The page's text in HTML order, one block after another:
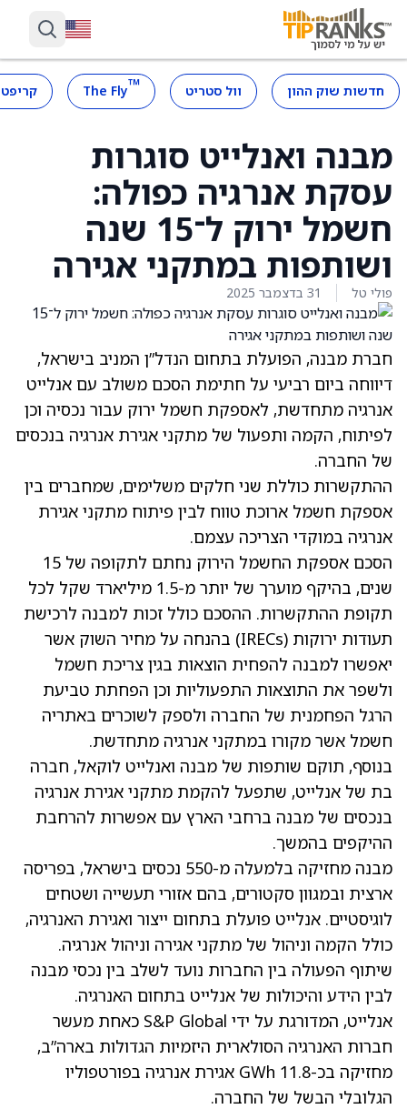
חדשות שוק ההון וול סטריט ™
The Fly
מבנה ואנלייט סוגרות
עסקת אנרגיה כפולה:
חשמל ירוק ל־15 שנה
ושותפות במתקני אגירה
פולי טל 31 בדצמבר 2025
חברת מבנה, הפועלת בתחום הנדל”ן המניב בישראל,
דיווחה ביום רביעי על חתימת הסכם משולב עם אנלייט
אנרגיה מתחדשת, לאספקת חשמל ירוק עבור נכסיה וכן
לפיתוח, הקמה ותפעול של מתקני אגירת אנרגיה בנכסים
של החברה.
ההתקשרות כוללת שני חלקים משלימים, שמחברים בין
אספקת חשמל ארוכת טווח לבין פיתוח מתקני אגירת
אנרגיה במוקדי הצריכה עצמם.
הסכם אספקת החשמל הירוק נחתם לתקופה של 15
שנים, בהיקף מוערך של יותר מ-1.5 מיליארד שקל לכל
תקופת ההתקשרות. ההסכם כולל זכות למבנה לרכישת
תעודות ירוקות (IRECs) בהנחה על מחיר השוק אשר
יאפשרו למבנה להפחית הוצאות בגין צריכת חשמל
ולשפר את התוצאות התפעוליות וכן הפחתת טביעת
הרגל הפחמנית של החברה ולספק לשוכרים באתריה
חשמל אשר מקורו במתקני אנרגיה מתחדשת.
בנוסף, תוקם שותפות של מבנה ואנלייט לוקאל, חברה
בת של אנלייט, שתפעל להקמת מתקני אגירת אנרגיה
בנכסים של מבנה ברחבי הארץ עם אפשרות להרחבת
ההיקפים בהמשך.
מבנה מחזיקה בלמעלה מ-550 נכסים בישראל, בפריסה
ארצית ובמגוון סקטורים, בהם אזורי תעשייה ושטחים
לוגיסטיים. אנלייט פועלת בתחום ייצור ואגירת האנרגיה,
כולל הקמה וניהול של מתקני אגירה וניהול אנרגיה.
שיתוף הפעולה בין החברות נועד לשלב בין נכסי מבנה
לבין הידע והיכולות של אנלייט בתחום האנרגיה.
אנלייט, המדורגת על ידי S&P Global כאחת מעשר
חברות האנרגיה הסולארית היזמיות הגדולות בארה”ב,
מחזיקה בכ-11.8 GWh אגירת אנרגיה בפורטפוליו
הגלובלי הבשל של החברה.